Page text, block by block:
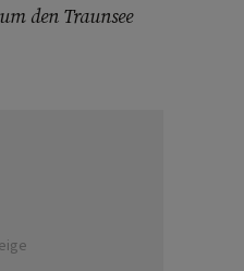
den Traunsee